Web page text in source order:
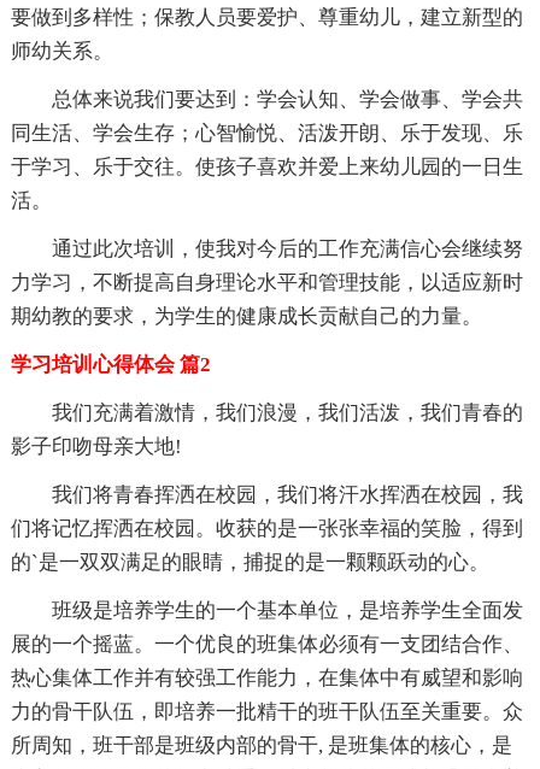
要做到多样性；保教人员要爱护、尊重幼儿，建立新型的
师幼关系。
总体来说我们要达到：学会认知、学会做事、学会共
同生活、学会生存；心智愉悦、活泼开朗、乐于发现、乐
于学习、乐于交往。使孩子喜欢并爱上来幼儿园的一日生
活。
通过此次培训，使我对今后的工作充满信心会继续努
力学习，不断提高自身理论水平和管理技能，以适应新时
期幼教的要求，为学生的健康成长贡献自己的力量。
学习培训心得体会 篇2
我们充满着激情，我们浪漫，我们活泼，我们青春的
影子印吻母亲大地!
我们将青春挥洒在校园，我们将汗水挥洒在校园，我
们将记忆挥洒在校园。收获的是一张张幸福的笑脸，得到
的`是一双双满足的眼睛，捕捉的是一颗颗跃动的心。
班级是培养学生的一个基本单位，是培养学生全面发
展的一个摇蓝。一个优良的班集体必须有一支团结合作、
热心集体工作并有较强工作能力，在集体中有威望和影响
力的骨干队伍，即培养一批精干的班干队伍至关重要。众
所周知，班干部是班级内部的骨干, 是班集体的核心，是